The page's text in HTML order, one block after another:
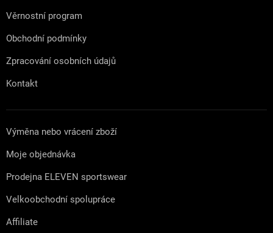
Věrnostní program
Obchodní podmínky
Zpracování osobních údajů
Kontakt
Výměna nebo vrácení zboží
Moje objednávka
Prodejna ELEVEN sportswear
Velkoobchodní spolupráce
Affiliate